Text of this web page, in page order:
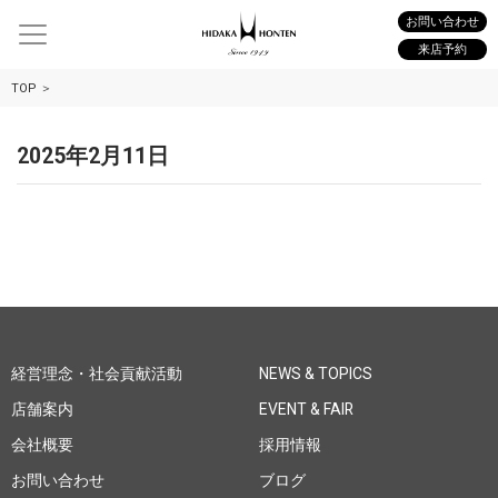
お問い合わせ
来店予約
TOP
2025年2月11日
経営理念・社会貢献活動
店舗案内
会社概要
お問い合わせ
NEWS & TOPICS
EVENT & FAIR
採用情報
ブログ